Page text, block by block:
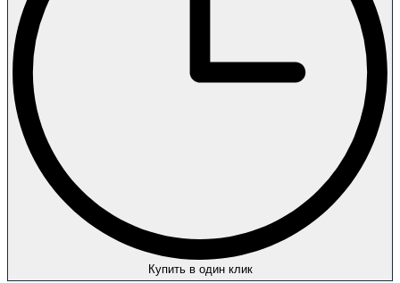
Купить в один клик